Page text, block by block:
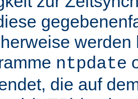
werden
ntpdate
die auf